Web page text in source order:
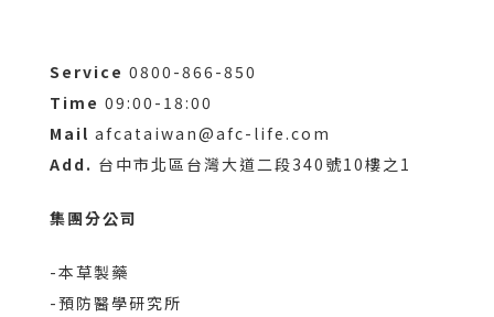
Service 0800-866-850
Time 09:00-18:00
Mail afcataiwan@afc-life.com
Add. 台中市北區台灣大道二段340號10樓之1
集團分公司
-本草製藥
-預防醫學研究所